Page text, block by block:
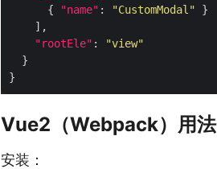
      {
"name" : "CustomModal"
"rootEle" :
"view"
Vue2（Webpack）用法
安装：